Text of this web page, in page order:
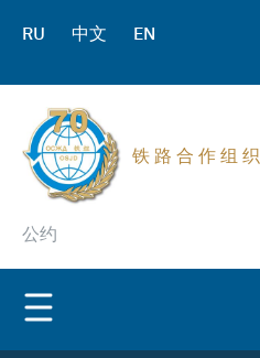
RU 中文 EN
铁 路 合 作 组 织
公约